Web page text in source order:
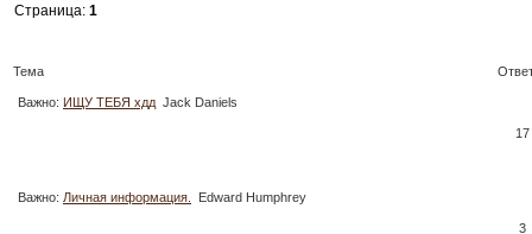
Страница:1
Тема
Важно: ИЩУ ТЕБЯ хдд Jack Daniels
17
Важно: Личная информация. Edward Humphrey
3